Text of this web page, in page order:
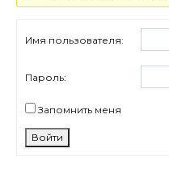
Имя пользователя:
Пароль:
Запомнить меня
Войти